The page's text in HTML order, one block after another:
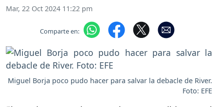
Mar, 22 Oct 2024 11:22 pm
Comparte en:
Miguel Borja poco pudo hacer para salvar la debacle de River.
Foto: EFE